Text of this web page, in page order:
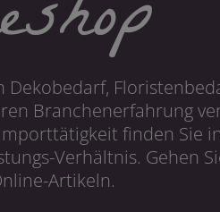
Branchenerfahrung
finden Sie
Verhältnis. Gehen
Artikeln.